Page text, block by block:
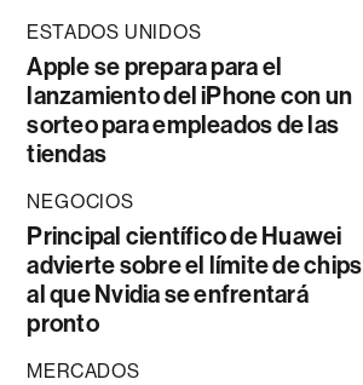
ESTADOS UNIDOS
Apple se prepara para el
lanzamiento del iPhone con un
sorteo para empleados de las
tiendas
NEGOCIOS
Principal científico de Huawei
advierte sobre el límite de chips
al que Nvidia se enfrentará
pronto
MERCADOS